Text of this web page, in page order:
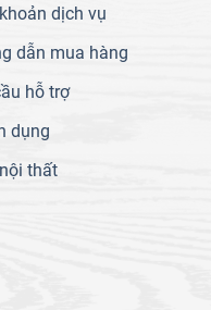
dịch vụ
dẫn mua hàng
hỗ trợ
dụng
thất